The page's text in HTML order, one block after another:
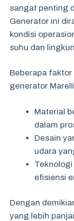
sangat penting
Generator ini
kondisi
suhu dan
Beberapa
generator
Material
dalam
Desain
udara
efisiensi
Dengan
yang lebih